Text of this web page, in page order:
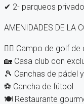
✔ 2- parqueos privado
AMENIDADES DE LA
🏌‍♂ Campo de golf de
🏡 Casa club con
🎾 Canchas de pádel
⚽ Cancha de fútbol
🍽 Restaurante